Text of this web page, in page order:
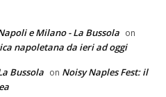
e Milano - La Bussola on
napoletana da ieri ad oggi
Bussola on Noisy Naples Fest: il